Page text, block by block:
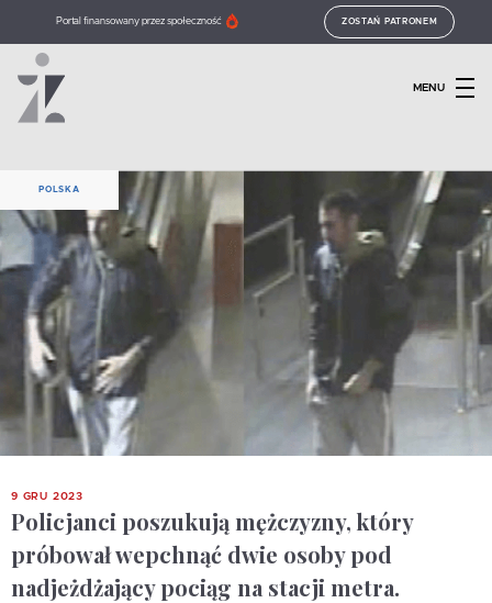
Portal finansowany przez społeczność ZOSTAŃ PATRONEM
MENU
POLSKA
9 GRU 2023
Policjanci poszukują mężczyzny, który
próbował wepchnąć dwie osoby pod
nadjeżdżający pociąg na stacji metra.